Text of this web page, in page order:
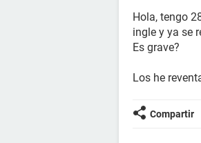
Hola, tengo
ingle y ya se
Es grave?
Los he
Compartir